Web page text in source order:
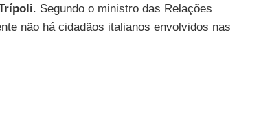
. Segundo o ministro das Relações
não há cidadãos italianos envolvidos nas